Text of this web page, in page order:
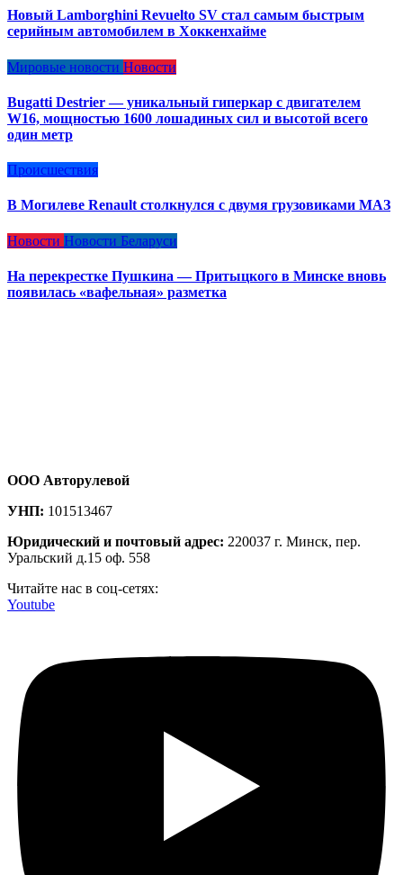
Новый Lamborghini Revuelto SV стал самым быстрым
серийным автомобилем в Хоккенхайме
Мировые новости Новости
Bugatti Destrier — уникальный гиперкар с двигателем
W16, мощностью 1600 лошадиных сил и высотой всего
один метр
Происшествия
В Могилеве Renault столкнулся с двумя грузовиками МАЗ
Новости Новости Беларуси
На перекрестке Пушкина — Притыцкого в Минске вновь
появилась «вафельная» разметка
ООО Авторулевой
УНП: 101513467
Юридический и почтовый адрес: 220037 г. Минск, пер.
Уральский д.15 оф. 558
Читайте нас в соц-сетях:
Youtube